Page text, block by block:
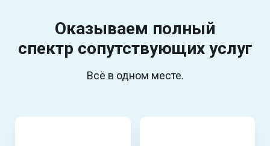
Оказываем полный
спектр сопутствующих услуг
Всё в одном месте.